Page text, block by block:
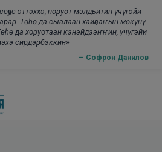
эттэххэ, норуот мэлдьитин үчүгэйи
Төһө да сыалаан хайҕааҥын мөкүнү
да хоруотаан кэнэйдээҥҥин, үчүгэйи
сирдэрбэккин»
— Софрон Данилов